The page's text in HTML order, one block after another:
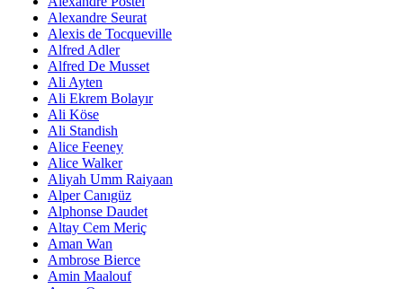
Alexandre Seurat
Alexis de Tocqueville
Alfred Adler
Alfred De Musset
Ali Ayten
Ali Ekrem Bolayır
Ali Köse
Ali Standish
Alice Feeney
Alice Walker
Aliyah Umm Raiyaan
Alper Canıgüz
Alphonse Daudet
Altay Cem Meriç
Aman Wan
Ambrose Bierce
Amin Maalouf